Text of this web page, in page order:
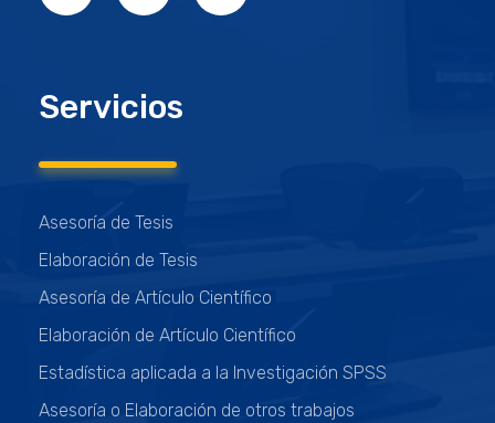
Servicios
Asesoría de Tesis
Elaboración de Tesis
Asesoría de Artículo Científico
Elaboración de Artículo Científico
Estadística aplicada a la Investigación SPSS
Asesoría o Elaboración de otros trabajos